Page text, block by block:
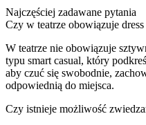
Najczęściej zadawane pytania
Czy w teatrze obowiązuje dress
W teatrze nie obowiązuje
typu smart casual, który
aby czuć się swobodnie,
odpowiednią do miejsca.
Czy istnieje możliwość